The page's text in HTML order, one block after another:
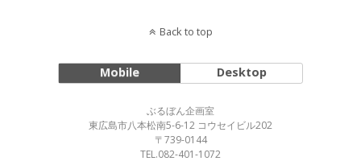
Back to top
Mobile Desktop
ぶるぼん企画室
東広島市八本松南5-6-12 コウセイビル202
〒739-0144
TEL.082-401-1072